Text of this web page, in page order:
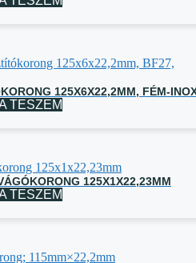
125X6X22,2MM, FÉM-
TESZEM
125X1X22,23MM
TESZEM